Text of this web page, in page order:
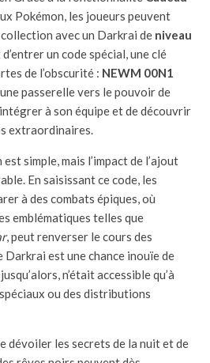
Pokémon, les joueurs peuvent
avec un Darkrai de niveau
un code spécial, une clé
de l’obscurité : NEWM 00N1
passerelle vers le pouvoir de
à son équipe et de découvrir
extraordinaires.
simple, mais l’impact de l’ajout
En saisissant ce code, les
à des combats épiques, où
emblématiques telles que
, peut renverser le cours des
Darkrai est une chance inouïe de
n’était accessible qu’à
ou des distributions
dévoiler les secrets de la nuit et de